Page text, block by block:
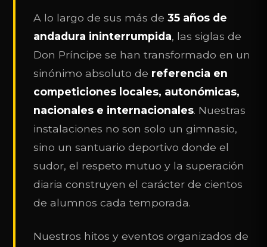
A lo largo de sus más de35 años de
andadura ininterrumpida, las siglas de
Don Príncipe se han transformado en un
sinónimo absoluto de referencia en
competiciones locales, autonómicas,
nacionales e internacionales. Nuestras
instalaciones no son solo un gimnasio,
sino un santuario deportivo donde el
sudor, el respeto mutuo y la superación
diaria construyen el carácter de cientos
de alumnos cada temporada.
Nuestros hitos y eventos organizados de